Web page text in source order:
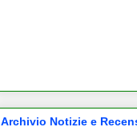
Archivio Notizie e